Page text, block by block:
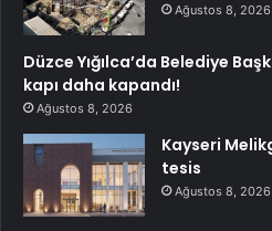
Ağustos 8, 2026
Düzce Yığılca’da Belediye
kapı daha kapandı!
Ağustos 8, 2026
Kayseri
tesis
Ağustos 8, 2026